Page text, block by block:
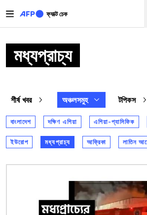
ফ্যাক্ট চেক
মধ্যপ্রাচ্য
শীর্ষ খবর অঞ্চলসমুহ টপিকস
বাংলাদেশ দক্ষিণ এশিয়া এশিয়া-প্যাসিফিক
ইউরোপ মধ্যপ্রাচ্য আফ্রিকা লাতিন